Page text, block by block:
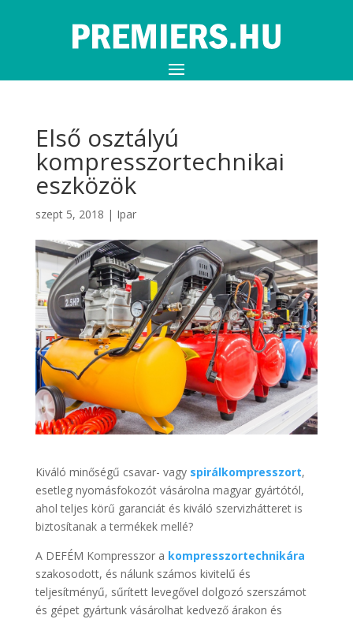
Első osztályú
kompresszortechnikai
eszközök
szept 5, 2018 | Ipar
Kiváló minőségű csavar- vagy spirálkompresszort,
esetleg nyomásfokozót vásárolna magyar gyártótól,
ahol teljes körű garanciát és kiváló szervizhátteret is
biztosítanak a termékek mellé?
A DEFÉM Kompresszor a kompresszortechnikára
szakosodott, és nálunk számos kivitelű és
teljesítményű, sűrített levegővel dolgozó szerszámot
és gépet gyártunk vásárolhat kedvező árakon és